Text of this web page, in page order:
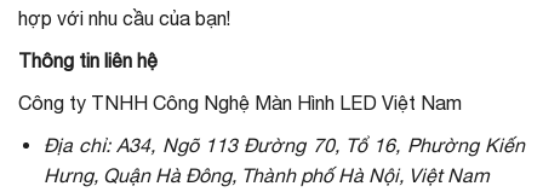
hợp với nhu cầu của bạn!
Thông tin liên hệ
Công ty TNHH Công Nghệ Màn Hình LED Việt Nam
Địa chỉ: A34, Ngõ 113 Đường 70, Tổ 16, Phường Kiến
Hưng, Quận Hà Đông, Thành phố Hà Nội, Việt Nam